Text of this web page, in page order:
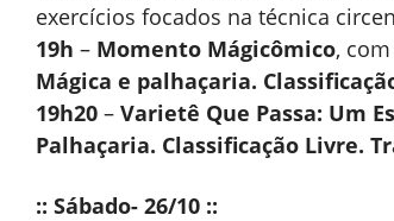
exercícios focados na técnica
19h – Momento Mágicômico,
Mágica e palhaçaria.
19h20 – Varietê Que Passa: Um
Palhaçaria. Classificação Livre.
:: Sábado- 26/10 ::